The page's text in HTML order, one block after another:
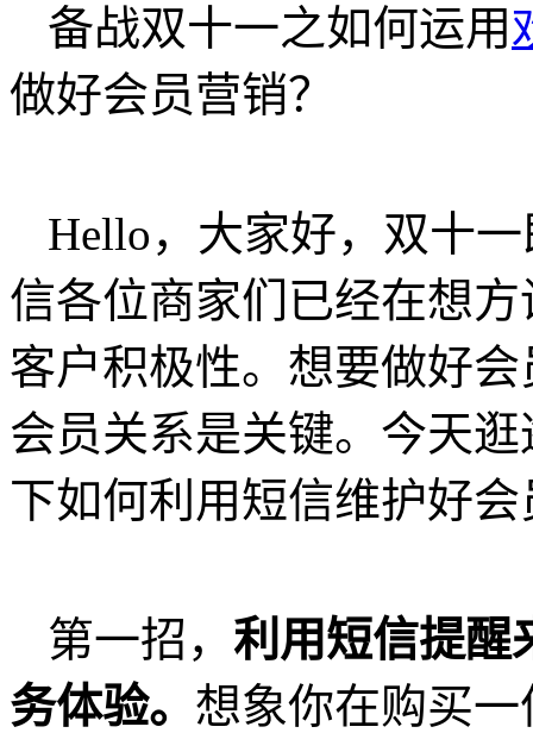
备战双十一之如何运用
做好会员营销？
Hello，大家好，双十
信各位商家们已经在想
客户积极性。想要做好
会员关系是关键。今天
下如何利用短信维护好
第一招， 利用短信提醒
务体验。 想象你在购买